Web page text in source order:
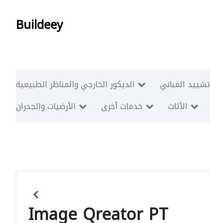
Buildeey
الديكور الخارجي والمناظر الطبيعية تشييد المباني
الأرضيات والجدران
خدمات أخرى الأثاث
Image Qreator PT